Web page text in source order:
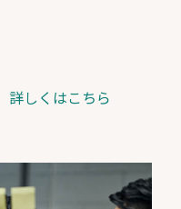
詳しくはこちら